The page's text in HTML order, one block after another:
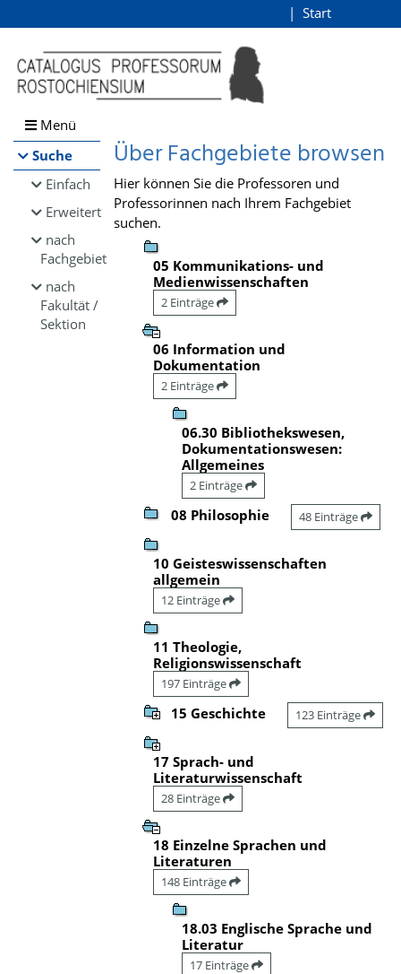
Browsen
direkt zum Inhalt
Start
Menü
Suche
Einfach
Erweitert
nach
Fachgebiet
nach
Fakultät /
Sektion
Über Fachgebiete browsen
Hier können Sie die Professoren und
Professorinnen nach Ihrem Fachgebiet
suchen.
05 Kommunikations- und
Medienwissenschaften
2 Einträge
06 Information und
Dokumentation
2 Einträge
06.30 Bibliothekswesen,
Dokumentationswesen:
Allgemeines
2 Einträge
08 Philosophie 48 Einträge
10 Geisteswissenschaften
allgemein
12 Einträge
11 Theologie,
Religionswissenschaft
197 Einträge
15 Geschichte 123 Einträge
17 Sprach- und
Literaturwissenschaft
28 Einträge
18 Einzelne Sprachen und
Literaturen
148 Einträge
18.03 Englische Sprache und
Literatur
17 Einträge